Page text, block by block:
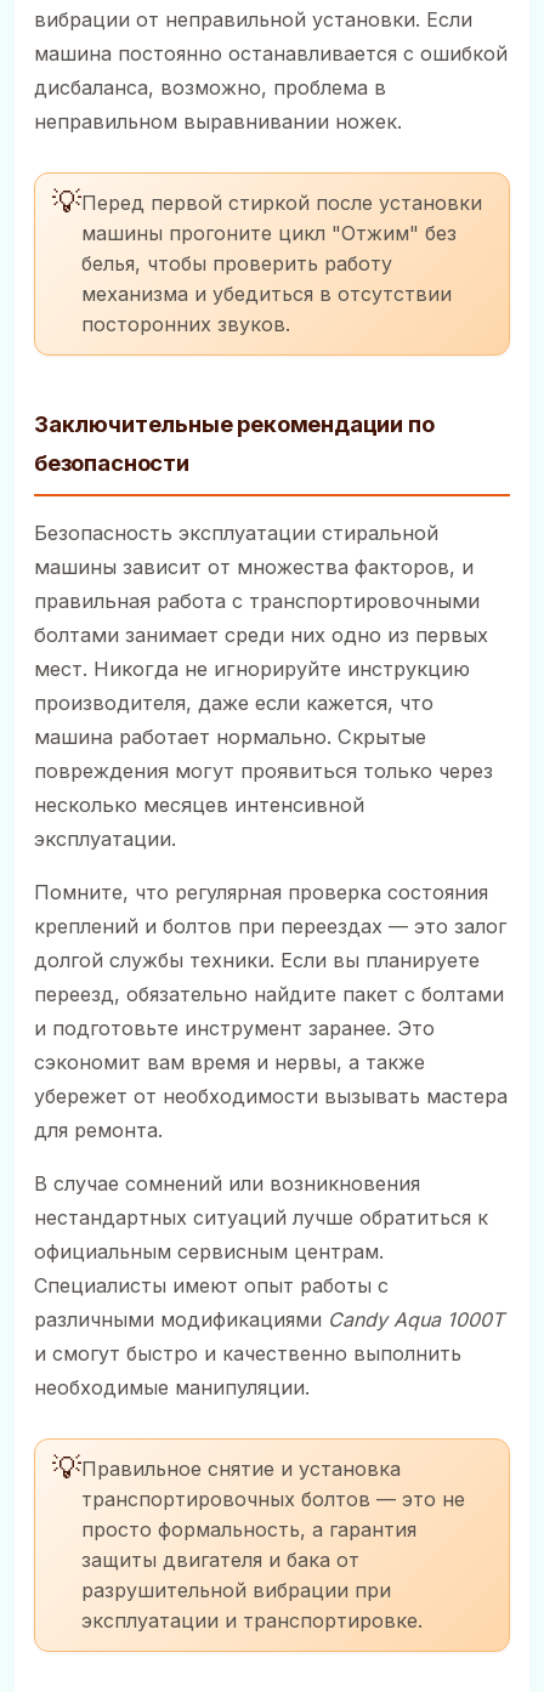
вибрации от неправильной установки. Если
машина постоянно останавливается с ошибкой
дисбаланса, возможно, проблема в
неправильном выравнивании ножек.
💡Перед первой стиркой после установки
машины прогоните цикл "Отжим" без
белья, чтобы проверить работу
механизма и убедиться в отсутствии
посторонних звуков.
Заключительные рекомендации по
безопасности
Безопасность эксплуатации стиральной
машины зависит от множества факторов, и
правильная работа с транспортировочными
болтами занимает среди них одно из первых
мест. Никогда не игнорируйте инструкцию
производителя, даже если кажется, что
машина работает нормально. Скрытые
повреждения могут проявиться только через
несколько месяцев интенсивной
эксплуатации.
Помните, что регулярная проверка состояния
креплений и болтов при переездах — это залог
долгой службы техники. Если вы планируете
переезд, обязательно найдите пакет с болтами
и подготовьте инструмент заранее. Это
сэкономит вам время и нервы, а также
убережет от необходимости вызывать мастера
для ремонта.
В случае сомнений или возникновения
нестандартных ситуаций лучше обратиться к
официальным сервисным центрам.
Специалисты имеют опыт работы с
различными модификациями Candy Aqua 1000T
и смогут быстро и качественно выполнить
необходимые манипуляции.
💡Правильное снятие и установка
транспортировочных болтов — это не
просто формальность, а гарантия
защиты двигателя и бака от
разрушительной вибрации при
эксплуатации и транспортировке.